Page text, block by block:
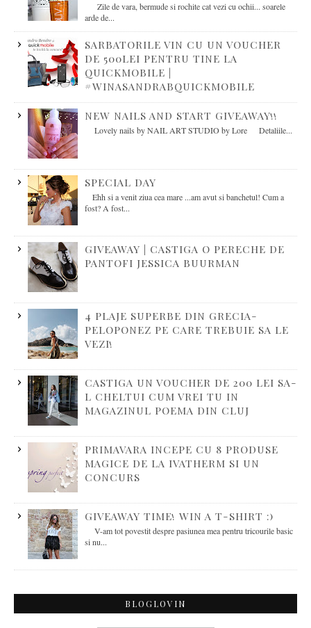
Zile de vara, bermude si rochite cat vezi cu ochii... soarele
arde de...
SARBATORILE VIN CU UN VOUCHER
DE 500LEI PENTRU TINE LA
QUICKMOBILE |
#WINASANDRABQUICKMOBILE
NEW NAILS AND START GIVEAWAY!!
Lovely nails by NAIL ART STUDIO by Lore Detaliile...
SPECIAL DAY
Ehh si a venit ziua cea mare ...am avut si banchetul! Cum a
fost? A fost...
GIVEAWAY | CASTIGA O PERECHE DE
PANTOFI JESSICA BUURMAN
4 PLAJE SUPERBE DIN GRECIA-
PELOPONEZ PE CARE TREBUIE SA LE
VEZI!
CASTIGA UN VOUCHER DE 200 LEI SA-
L CHELTUI CUM VREI TU IN
MAGAZINUL POEMA DIN CLUJ
PRIMAVARA INCEPE CU 8 PRODUSE
MAGICE DE LA IVATHERM SI UN
CONCURS
GIVEAWAY TIME! WIN A T-SHIRT :)
V-am tot povestit despre pasiunea mea pentru tricourile basic
si nu...
BLOGLOVIN